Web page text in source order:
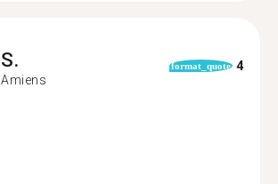
S.
Amiens
format_quote 4